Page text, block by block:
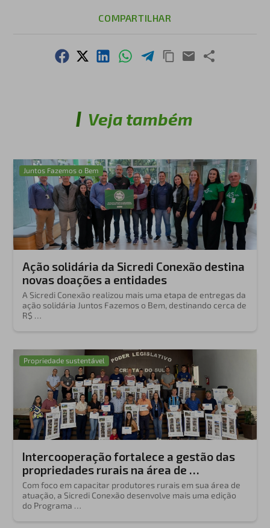
COMPARTILHAR
Veja também
Juntos Fazemos o Bem
Ação solidária da Sicredi Conexão destina
novas doações a entidades
A Sicredi Conexão realizou mais uma etapa de entregas da
ação solidária Juntos Fazemos o Bem, destinando cerca de
R$ …
Propriedade sustentável
Intercooperação fortalece a gestão das
propriedades rurais na área de …
Com foco em capacitar produtores rurais em sua área de
atuação, a Sicredi Conexão desenvolve mais uma edição
do Programa …